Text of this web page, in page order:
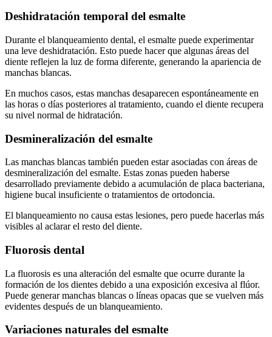
Deshidratación temporal del esmalte
Durante el blanqueamiento dental, el esmalte puede experimentar
una leve deshidratación. Esto puede hacer que algunas áreas del
diente reflejen la luz de forma diferente, generando la apariencia de
manchas blancas.
En muchos casos, estas manchas desaparecen espontáneamente en
las horas o días posteriores al tratamiento, cuando el diente recupera
su nivel normal de hidratación.
Desmineralización del esmalte
Las manchas blancas también pueden estar asociadas con áreas de
desmineralización del esmalte. Estas zonas pueden haberse
desarrollado previamente debido a acumulación de placa bacteriana,
higiene bucal insuficiente o tratamientos de ortodoncia.
El blanqueamiento no causa estas lesiones, pero puede hacerlas más
visibles al aclarar el resto del diente.
Fluorosis dental
La fluorosis es una alteración del esmalte que ocurre durante la
formación de los dientes debido a una exposición excesiva al flúor.
Puede generar manchas blancas o líneas opacas que se vuelven más
evidentes después de un blanqueamiento.
Variaciones naturales del esmalte